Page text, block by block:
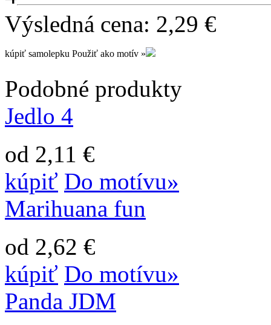
Výsledná cena: 2,29 €
kúpiť samolepku Použiť ako motív »
Podobné produkty
Jedlo 4
od 2,11 €
kúpiť Do motívu»
Marihuana fun
od 2,62 €
kúpiť Do motívu»
Panda JDM